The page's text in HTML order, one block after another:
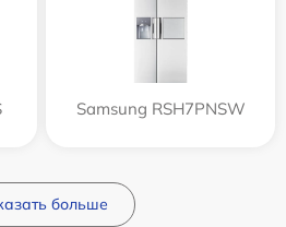
Samsung RSH7PNSW
больше